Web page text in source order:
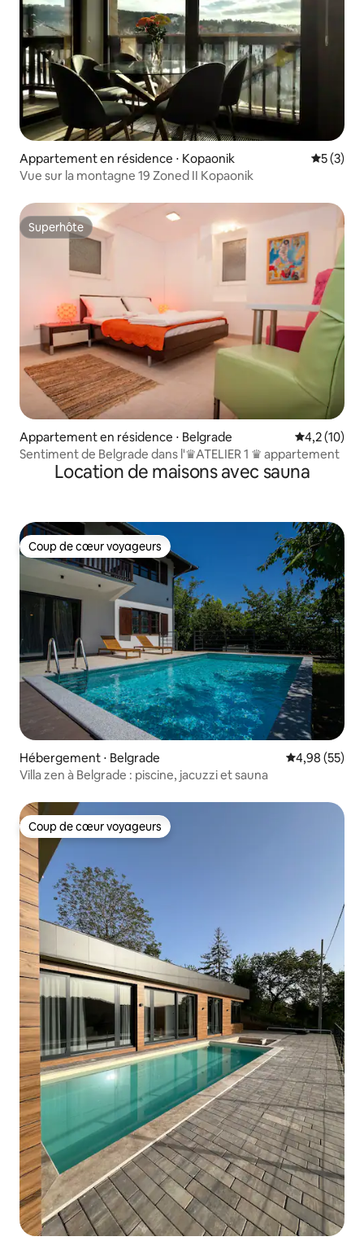
Appartement en résidence ⋅ Kopaonik
5 (3)
Vue sur la montagne 19 Zoned II Kopaonik
Superhôte
Superhôte
Appartement en résidence ⋅ Belgrade Évaluation
4,2 (10)
Sentiment de Belgrade dans l'♛ATELIER 1 ♛ appartement
Location de maisons avec sauna
Coup de cœur voyageurs
Coup de cœur voyageurs
Hébergement ⋅ Belgrade Évaluation
4,98 (55)
Villa zen à Belgrade : piscine, jacuzzi et sauna
Coup de cœur voyageurs
Coup de cœur voyageurs